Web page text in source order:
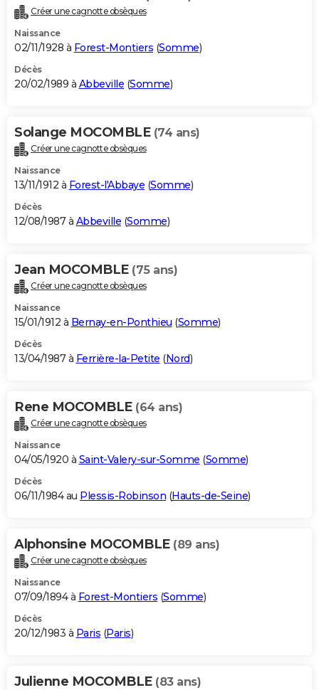
Créer une cagnotte obsèques
Naissance
02/11/1928 à Forest-Montiers (Somme)
Décès
20/02/1989 à Abbeville (Somme)
Solange MOCOMBLE (74 ans)
Créer une cagnotte obsèques
Naissance
13/11/1912 à Forest-l'Abbaye (Somme)
Décès
12/08/1987 à Abbeville (Somme)
Jean MOCOMBLE (75 ans)
Créer une cagnotte obsèques
Naissance
15/01/1912 à Bernay-en-Ponthieu (Somme)
Décès
13/04/1987 à Ferrière-la-Petite (Nord)
Rene MOCOMBLE (64 ans)
Créer une cagnotte obsèques
Naissance
04/05/1920 à Saint-Valery-sur-Somme (Somme)
Décès
06/11/1984 au Plessis-Robinson (Hauts-de-Seine)
Alphonsine MOCOMBLE (89 ans)
Créer une cagnotte obsèques
Naissance
07/09/1894 à Forest-Montiers (Somme)
Décès
20/12/1983 à Paris (Paris)
Julienne MOCOMBLE (83 ans)